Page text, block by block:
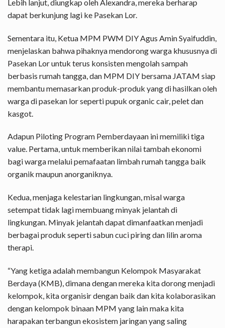
Lebih lanjut, diungkap oleh Alexandra, mereka berharap
dapat berkunjung lagi ke Pasekan Lor.
Sementara itu, Ketua MPM PWM DIY Agus Amin Syaifuddin,
menjelaskan bahwa pihaknya mendorong warga khususnya di
Pasekan Lor untuk terus konsisten mengolah sampah
berbasis rumah tangga, dan MPM DIY bersama JATAM siap
membantu memasarkan produk-produk yang di hasilkan oleh
warga di pasekan lor seperti pupuk organic cair, pelet dan
kasgot.
Adapun Piloting Program Pemberdayaan ini memiliki tiga
value. Pertama, untuk memberikan nilai tambah ekonomi
bagi warga melalui pemafaatan limbah rumah tangga baik
organik maupun anorganiknya.
Kedua, menjaga kelestarian lingkungan, misal warga
setempat tidak lagi membuang minyak jelantah di
lingkungan. Minyak jelantah dapat dimanfaatkan menjadi
berbagai produk seperti sabun cuci piring dan lilin aroma
therapi.
“Yang ketiga adalah membangun Kelompok Masyarakat
Berdaya (KMB), dimana dengan mereka kita dorong menjadi
kelompok, kita organisir dengan baik dan kita kolaborasikan
dengan kelompok binaan MPM yang lain maka kita
harapakan terbangun ekosistem jaringan yang saling